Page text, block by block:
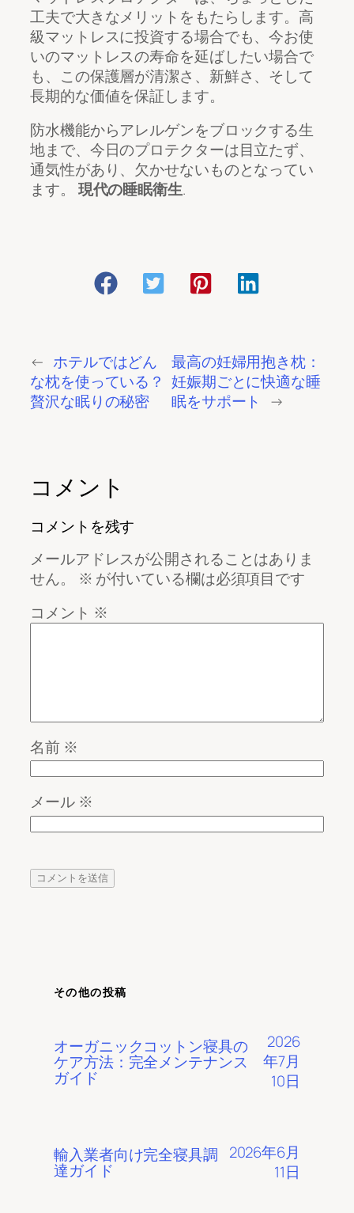
工夫で大きなメリットをもたらします。高
級マットレスに投資する場合でも、今お使
いのマットレスの寿命を延ばしたい場合で
も、この保護層が清潔さ、新鮮さ、そして
長期的な価値を保証します。
防水機能からアレルゲンをブロックする生
地まで、今日のプロテクターは目立たず、
通気性があり、欠かせないものとなってい
ます。 現代の睡眠衛生.
← ホテルではどん
な枕を使っている？
贅沢な眠りの秘密
最高の妊婦用抱き枕：
妊娠期ごとに快適な睡
眠をサポート
→
コメント
コメントを残す
メールアドレスが公開されることはありま
せん。
※ が付いている欄は必須項目です
コメント ※
名前 ※
メール ※
その他の投稿
オーガニックコットン寝具の
ケア方法：完全メンテナンス
ガイド
2026
年7月
10日
輸入業者向け完全寝具調
達ガイド
2026年6月
11日